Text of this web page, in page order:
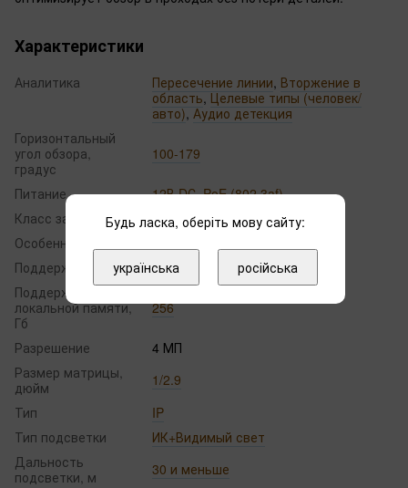
Характеристики
Аналитика Пересечение линии, Вторжение в
область, Целевые типы (человек/
авто), Аудио детекция
Горизонтальный
угол обзора,
градус
100-179
Питание 12В DС,PoE (802.3af)
Класс защиты
IP67
Особенности
Поддержка аудио
встроенный микрофон
Поддержка
локальной памяти,
Гб
256
Разрешение
4 МП
Размер матрицы,
дюйм
1/2.9
Тип
IP
Тип подсветки
ИК+Видимый свет
Дальность
подсветки, м
30 и меньше
Будь ласка, оберіть мову сайту:
українська російська